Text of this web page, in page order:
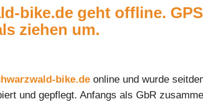
bike.de geht offline.
ziehen um.
bike.de online und wurde
und gepflegt. Anfangs als GbR